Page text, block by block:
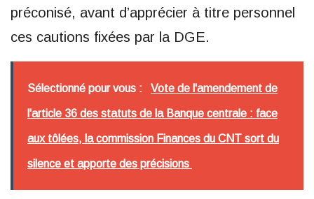
préconisé, avant d’apprécier à titre personnel
ces cautions fixées par la DGE.
Sélectionné pour vous : Vote de l'amendement de
l'article 36 des statuts de la Banque centrale : face
aux tôlées, la commission Finances du CNT sort du
silence et apporte des précisions